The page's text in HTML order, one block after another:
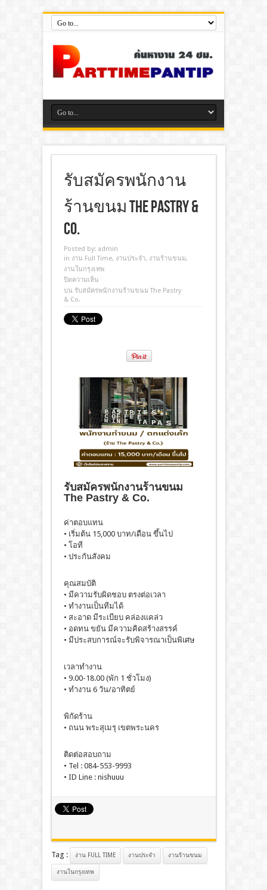
รับสมัครพนักงาน
ร้านขนม The Pastry &
Co.
Posted by: admin
in งาน Full Time, งานประจํา, งานร้านขนม,
งานในกรุงเทพ
ปิดความเห็น
บน รับสมัครพนักงานร้านขนม The Pastry
& Co.
รับสมัครพนักงานร้านขนม
The Pastry & Co.
ค่าตอบแทน
• เริ่มต้น 15,000 บาท/เดือน ขึ้นไป
• โอที
• ประกันสังคม
คุณสมบัติ
• มีความรับผิดชอบ ตรงต่อเวลา
• ทำงานเป็นทีมได้
• สะอาด มีระเบียบ คล่องแคล่ว
• อดทน ขยัน มีความคิดสร้างสรรค์
• มีประสบการณ์จะรับพิจารณาเป็นพิเศษ
เวลาทำงาน
• 9.00-18.00 (พัก 1 ชั่วโมง)
• ทำงาน 6 วัน/อาทิตย์
พิกัดร้าน
• ถนน พระสุเมรุ เขตพระนคร
ติดต่อสอบถาม
• Tel : 084-553-9993
• ID Line : nishuuu
Tag : ง่าน FULL TIME งานประจํา งานร้านขนม
งานในกรุงเทพ